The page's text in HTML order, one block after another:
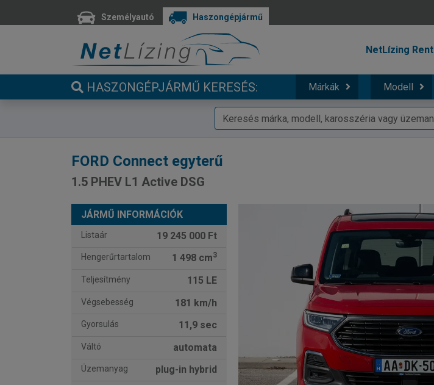
Személyautó Haszongépjármű
NetLízing Rent
HASZONGÉPJÁRMŰ KERESÉS: Márkák Modell
FORD Connect egyterű
1.5 PHEV L1 Active DSG
JÁRMŰ INFORMÁCIÓK
Listaár 19 245 000 Ft
Hengerűrtartalom 1 498 cm3
Teljesítmény 115 LE
Végsebesség 181 km/h
Gyorsulás 11,9 sec
Váltó automata
Üzemanyag plug-in hybrid